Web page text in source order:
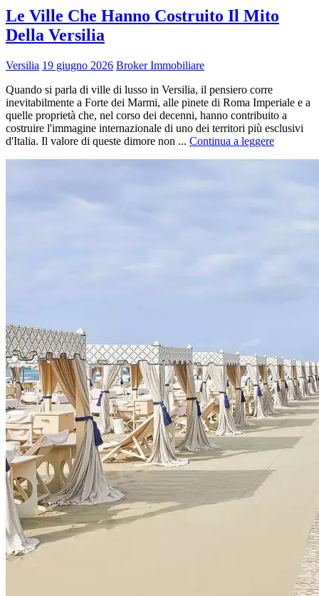
Le Ville Che Hanno Costruito Il Mito
Della Versilia
Versilia 19 giugno 2026 Broker Immobiliare
Quando si parla di ville di lusso in Versilia, il pensiero corre
inevitabilmente a Forte dei Marmi, alle pinete di Roma Imperiale e a
quelle proprietà che, nel corso dei decenni, hanno contribuito a
costruire l'immagine internazionale di uno dei territori più esclusivi
d'Italia. Il valore di queste dimore non ... Continua a leggere